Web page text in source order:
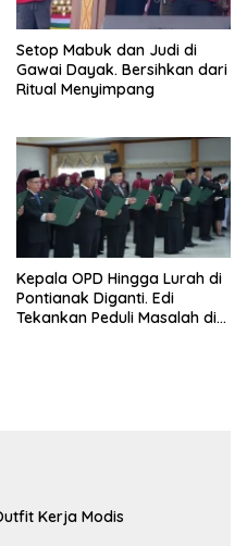
Setop Mabuk dan Judi di
Gawai Dayak. Bersihkan dari
Ritual Menyimpang
Kepala OPD Hingga Lurah di
Pontianak Diganti. Edi
Tekankan Peduli Masalah di
Kerja Modis